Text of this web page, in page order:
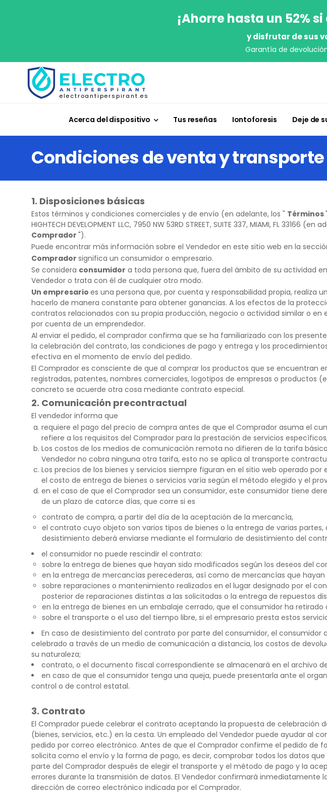
¡Ahorre hasta un 52%
y disfrutar de sus
Garantía de
electroantiperspirant.es
Acerca del dispositivo Tus reseñas Iontoforesis Deje de
Condiciones de venta y transporte
1. Disposiciones básicas
Estos términos y condiciones comerciales y de envío (en adelante, los " Términos
HIGHTECH DEVELOPMENT LLC, 7950 NW 53RD STREET, SUITE 337, MIAMI, FL
Comprador ").
Puede encontrar más información sobre el Vendedor en este sitio web en la
Comprador significa un consumidor o empresario.
Se considera consumidor a toda persona que, fuera del ámbito de su actividad
Vendedor o trata con él de cualquier otro modo.
Un empresario es una persona que, por cuenta y responsabilidad propia,
hacerlo de manera constante para obtener ganancias. A los efectos de la
contratos relacionados con su propia producción, negocio o actividad similar o
por cuenta de un emprendedor.
Al enviar el pedido, el comprador confirma que se ha familiarizado con los
la celebración del contrato, las condiciones de pago y entrega y los
efectiva en el momento de envío del pedido.
El Comprador es consciente de que al comprar los productos que se encuentran
registradas, patentes, nombres comerciales, logotipos de empresas o productos
concreto se acuerde otra cosa mediante contrato especial.
2. Comunicación precontractual
El vendedor informa que
requiere el pago del precio de compra antes de que el Comprador asuma el
refiere a los requisitos del Comprador para la prestación de servicios
Los costos de los medios de comunicación remota no difieren de la tarifa
Vendedor no cobra ninguna otra tarifa, esto no se aplica al transporte
Los precios de los bienes y servicios siempre figuran en el sitio web operado
el costo de entrega de bienes o servicios varía según el método elegido y el
en el caso de que el Comprador sea un consumidor, este consumidor tiene
de un plazo de catorce días, que corre si es
contrato de compra, a partir del día de la aceptación de la mercancía,
el contrato cuyo objeto son varios tipos de bienes o la entrega de varias
desistimiento deberá enviarse mediante el formulario de desistimiento del
el consumidor no puede rescindir el contrato:
sobre la entrega de bienes que hayan sido modificados según los deseos del
en la entrega de mercancías perecederas, así como de mercancías que
sobre reparaciones o mantenimiento realizados en el lugar designado por el
posterior de reparaciones distintas a las solicitadas o la entrega de repuestos
en la entrega de bienes en un embalaje cerrado, que el consumidor ha
sobre el transporte o el uso del tiempo libre, si el empresario presta estos
En caso de desistimiento del contrato por parte del consumidor, el
celebrado a través de un medio de comunicación a distancia, los costos de
su naturaleza;
contrato, o el documento fiscal correspondiente se almacenará en el archivo
en caso de que el consumidor tenga una queja, puede presentarla ante el
control o de control estatal.
3. Contrato
El Comprador puede celebrar el contrato aceptando la propuesta de celebración
(bienes, servicios, etc.) en la cesta. Un empleado del Vendedor puede ayudar al
pedido por correo electrónico. Antes de que el Comprador confirme el pedido
solicita como el envío y la forma de pago, es decir, comprobar todos los datos
parte del Comprador después de elegir el transporte y el método de pago y la
errores durante la transmisión de datos. El Vendedor confirmará
dirección de correo electrónico indicada por el Comprador.